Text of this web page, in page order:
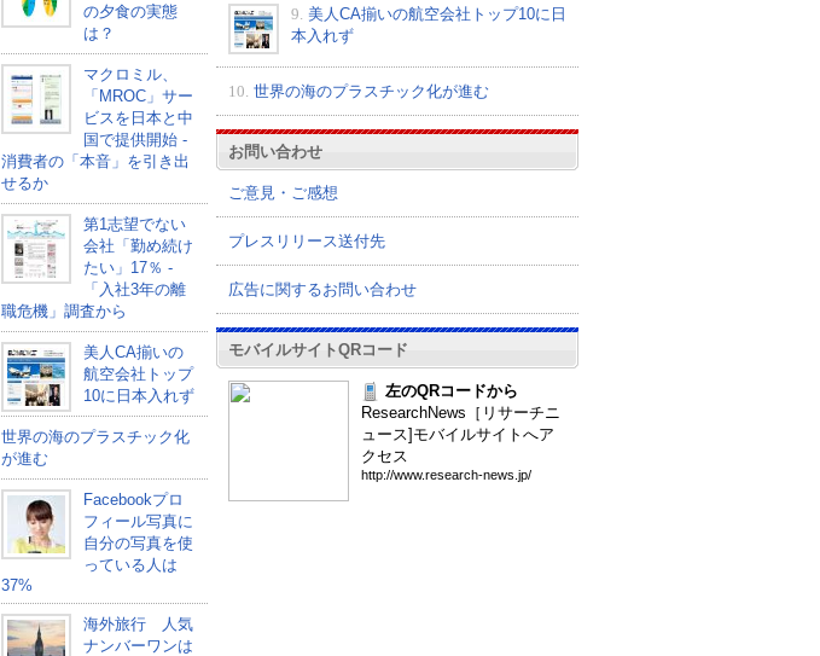
の夕食の実態
は？
マクロミル、
「MROC」サー
ビスを日本と中
国で提供開始 -
消費者の「本音」を引き出
せるか
第1志望でない
会社「勤め続け
たい」17％ -
「入社3年の離
職危機」調査から
美人CA揃いの
航空会社トップ
10に日本入れず
世界の海のプラスチック化
が進む
Facebookプロ
フィール写真に
自分の写真を使
っている人は
37%
海外旅行 人気
ナンバーワンは
9. 美人CA揃いの航空会社トップ10に日
本入れず
10. 世界の海のプラスチック化が進む
お問い合わせ
ご意見・ご感想
プレスリリース送付先
広告に関するお問い合わせ
モバイルサイトQRコード
左のQRコードから
ResearchNews［リサーチニ
ュース]モバイルサイトへア
クセス
http://www.research-news .jp/